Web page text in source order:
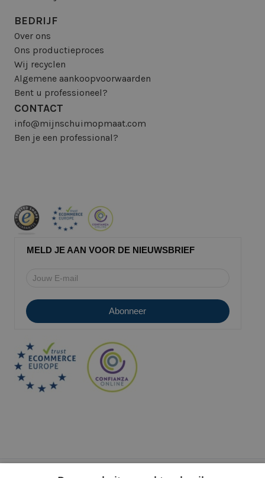
BEDRIJF
Over ons
Ons productieproces
Wij recyclen
Algemene aankoopvoorwaarden
Bent u professioneel?
CONTACT
info@mijnschuimopmaat.com
Ben je een professional?
MELD JE AAN VOOR DE NIEUWSBRIEF